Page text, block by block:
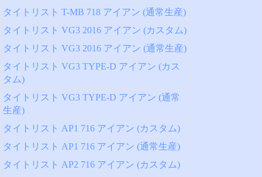
タイトリスト T-MB 718 アイアン (通常生産)
タイトリスト VG3 2016 アイアン (カスタム)
タイトリスト VG3 2016 アイアン (通常生産)
タイトリスト VG3 TYPE-D アイアン (カス
タム)
タイトリスト VG3 TYPE-D アイアン (通常
生産)
タイトリスト AP1 716 アイアン (カスタム)
タイトリスト AP1 716 アイアン (通常生産)
タイトリスト AP2 716 アイアン (カスタム)